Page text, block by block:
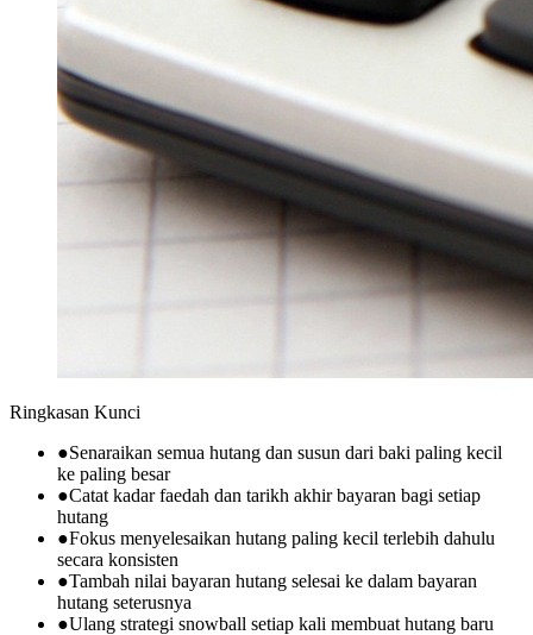
Ringkasan Kunci
●Senaraikan semua hutang dan susun dari baki paling kecil
ke paling besar
●Catat kadar faedah dan tarikh akhir bayaran bagi setiap
hutang
●Fokus menyelesaikan hutang paling kecil terlebih dahulu
secara konsisten
●Tambah nilai bayaran hutang selesai ke dalam bayaran
hutang seterusnya
●Ulang strategi snowball setiap kali membuat hutang baru